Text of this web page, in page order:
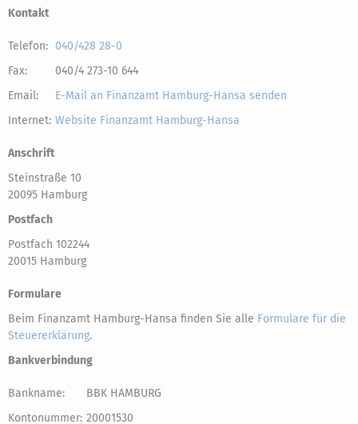
Kontakt
Telefon: 040/428 28-0
Fax:
040/4 273-10 644
Email:
E-Mail an Finanzamt Hamburg-Hansa senden
Internet: Website Finanzamt Hamburg-Hansa
Anschrift
Steinstraße 10
20095 Hamburg
Postfach
Postfach 102244
20015 Hamburg
Formulare
Beim Finanzamt Hamburg-Hansa finden Sie alle Formulare für die
Steuererklärung.
Bankverbindung
Bankname:
BBK HAMBURG
Kontonummer: 20001530